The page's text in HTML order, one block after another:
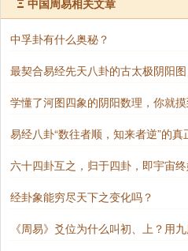
【解读】
Ξ 中国周易相关文章
中孚卦有什么奥秘？
最契合易经先天八卦的古太极阴阳
学懂了河图四象的阴阳数理，你就
易经八卦“数往者顺，知来者逆”的真
六十四卦互之，归于四卦，即宇宙
经卦象能穷尽天下之变化吗？
《周易》爻位为什么叫初、上？用